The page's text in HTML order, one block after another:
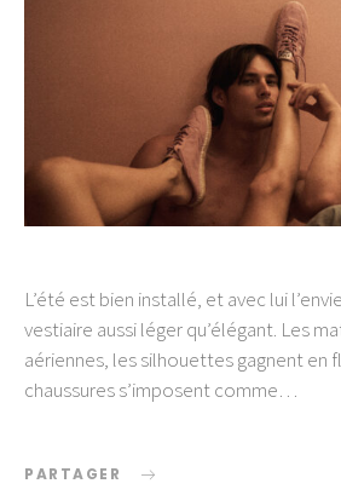
L’été est bien installé, et avec lui
vestiaire aussi léger qu’élégant. Les
aériennes, les silhouettes gagnent en
chaussures s’imposent comme…
PARTAGER